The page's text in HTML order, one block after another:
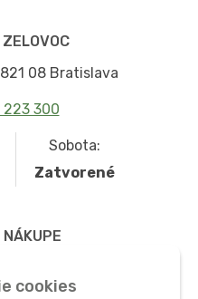
cookies
08 Bratislava
300
Sobota:
Zatvorené
NÁKUPE